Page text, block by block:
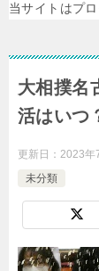
当サイトはプ
大相撲名
活はいつ
更新日： 2023年
未分類